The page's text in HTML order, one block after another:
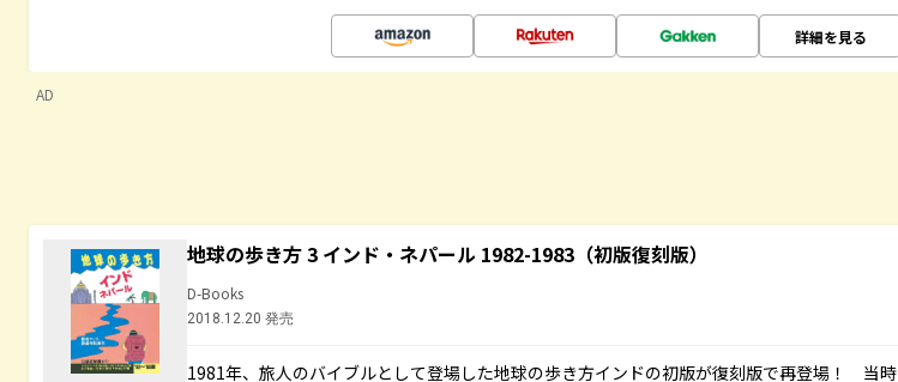
詳細を見る
AD
地球の歩き方 3 インド・ネパール 1982-1983（初版復刻版）
D-Books
2018.12.20 発売
1981年、旅人のバイブルとして登場した地球の歩き方インドの初版が復刻版で再登場！ 当時